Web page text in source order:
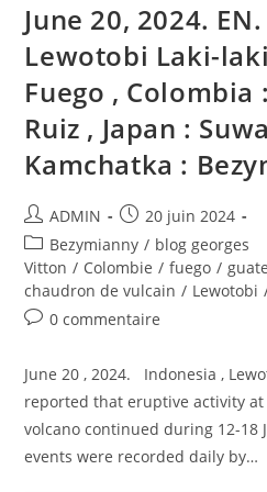
June 20, 2024.
Lewotobi Laki-
Fuego , Colombia
Ruiz , Japan :
Kamchatka :
Auteur/autrice
de
la
publication :
ADMIN
Publication
publiée :
20 juin 2024
Post
category:
Bezymianny / blog georges
Vitton / Colombie / fuego /
chaudron de vulcain / Lewotobi
Commentaires
la
publication :
0 commentaire
June 20 , 2024. Indonesia ,
reported that eruptive activity at
volcano continued during 12-18
events were recorded daily by…